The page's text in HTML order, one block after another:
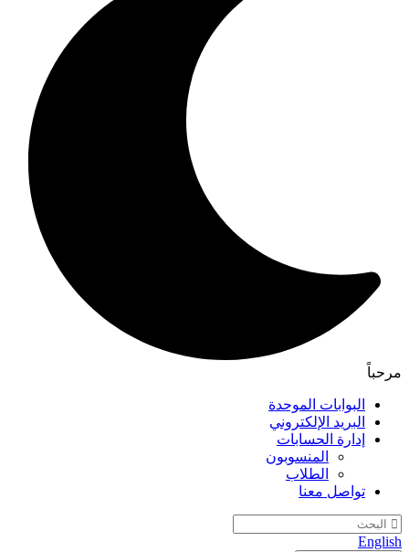
البوابات الموحدة
البريد الإلكتروني
إدارة الحسابات
المنسوبون
الطلاب
تواصل معنا